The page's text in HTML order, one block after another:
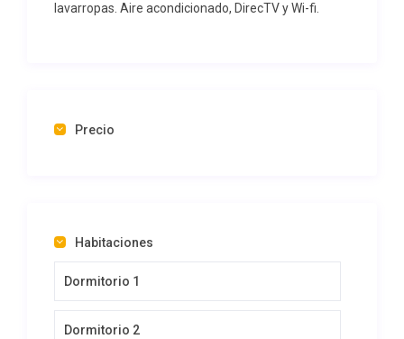
lavarropas. Aire acondicionado, DirecTV y Wi-fi.
Precio
Habitaciones
Dormitorio 1
Dormitorio 2